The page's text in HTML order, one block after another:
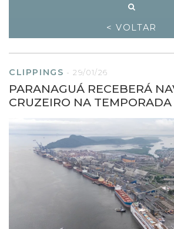
< VOLTAR
CLIPPINGS - 29/01/26
PARANAGUÁ RECEBERÁ
CRUZEIRO NA